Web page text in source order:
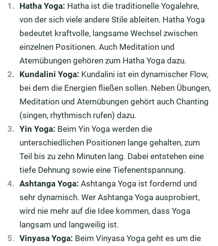
Hatha Yoga: Hatha ist die traditionelle Yogalehre,
von der sich viele andere Stile ableiten. Hatha Yoga
bedeutet kraftvolle, langsame Wechsel zwischen
einzelnen Positionen. Auch Meditation und
Atemübungen gehören zum Hatha Yoga dazu.
Kundalini Yoga: Kundalini ist ein dynamischer Flow,
bei dem die Energien fließen sollen. Neben Übungen,
Meditation und Atemübungen gehört auch Chanting
(singen, rhythmisch rufen) dazu.
Yin Yoga: Beim Yin Yoga werden die
unterschiedlichen Positionen lange gehalten, zum
Teil bis zu zehn Minuten lang. Dabei entstehen eine
tiefe Dehnung sowie eine Tiefenentspannung.
Ashtanga Yoga: Ashtanga Yoga ist fordernd und
sehr dynamisch. Wer Ashtanga Yoga ausprobiert,
wird nie mehr auf die Idee kommen, dass Yoga
langsam und langweilig ist.
Vinyasa Yoga: Beim Vinyasa Yoga geht es um die